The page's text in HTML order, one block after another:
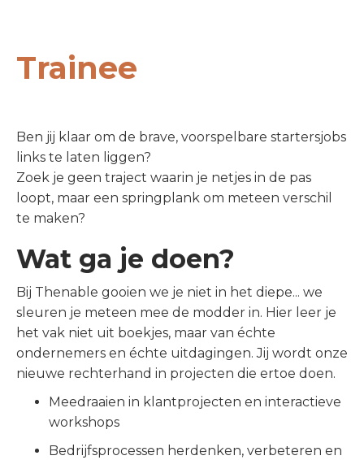
Trainee
Ben jij klaar om de brave, voorspelbare startersjobs
links te laten liggen?
Zoek je geen traject waarin je netjes in de pas
loopt, maar een springplank om meteen verschil
te maken?
Wat ga je doen?
Bij Thenable gooien we je niet in het diepe... we
sleuren je meteen mee de modder in. Hier leer je
het vak niet uit boekjes, maar van échte
ondernemers en échte uitdagingen. Jij wordt onze
nieuwe rechterhand in projecten die ertoe doen.
Meedraaien in klantprojecten en interactieve
workshops
Bedrijfsprocessen herdenken, verbeteren en